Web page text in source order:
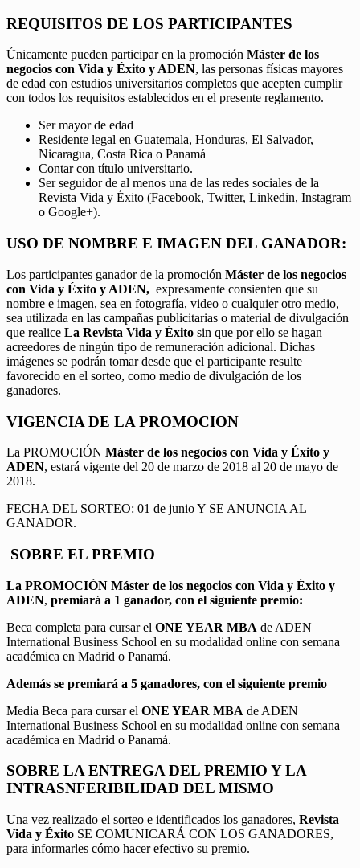
REQUISITOS DE LOS PARTICIPANTES
Únicamente pueden participar en la promoción Máster de los
negocios con Vida y Éxito y ADEN, las personas físicas mayores
de edad con estudios universitarios completos que acepten cumplir
con todos los requisitos establecidos en el presente reglamento.
Ser mayor de edad
Residente legal en Guatemala, Honduras, El Salvador,
Nicaragua, Costa Rica o Panamá
Contar con título universitario.
Ser seguidor de al menos una de las redes sociales de la
Revista Vida y Éxito (Facebook, Twitter, Linkedin, Instagram
o Google+).
USO DE NOMBRE E IMAGEN DEL GANADOR:
Los participantes ganador de la promoción Máster de los negocios
con Vida y Éxito y ADEN, expresamente consienten que su
nombre e imagen, sea en fotografía, video o cualquier otro medio,
sea utilizada en las campañas publicitarias o material de divulgación
que realice La Revista Vida y Éxito sin que por ello se hagan
acreedores de ningún tipo de remuneración adicional. Dichas
imágenes se podrán tomar desde que el participante resulte
favorecido en el sorteo, como medio de divulgación de los
ganadores.
VIGENCIA DE LA PROMOCION
La PROMOCIÓN Máster de los negocios con Vida y Éxito y
ADEN, estará vigente del 20 de marzo de 2018 al 20 de mayo de
2018.
FECHA DEL SORTEO: 01 de junio Y SE ANUNCIA AL
GANADOR.
SOBRE EL PREMIO
La PROMOCIÓN Máster de los negocios con Vida y Éxito y
ADEN, premiará a 1 ganador, con el siguiente premio:
Beca completa para cursar el ONE YEAR MBA de ADEN
International Business School en su modalidad online con semana
académica en Madrid o Panamá.
Además se premiará a 5 ganadores, con el siguiente premio
Media Beca para cursar el ONE YEAR MBA de ADEN
International Business School en su modalidad online con semana
académica en Madrid o Panamá.
SOBRE LA ENTREGA DEL PREMIO Y LA
INTRASNFERIBILIDAD DEL MISMO
Una vez realizado el sorteo e identificados los ganadores, Revista
Vida y Éxito SE COMUNICARÁ CON LOS GANADORES,
para informarles cómo hacer efectivo su premio.